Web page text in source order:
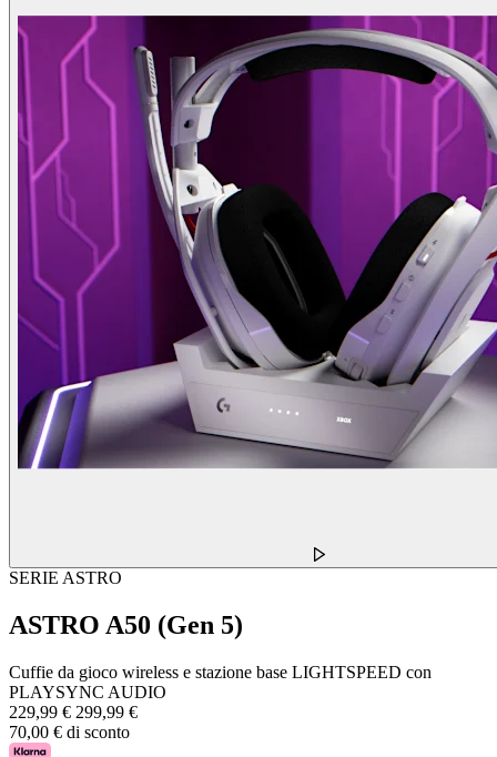
SERIE ASTRO
ASTRO A50 (Gen 5)
Cuffie da gioco wireless e stazione base LIGHTSPEED con
PLAYSYNC AUDIO
229,99 € 299,99 €
70,00 € di sconto